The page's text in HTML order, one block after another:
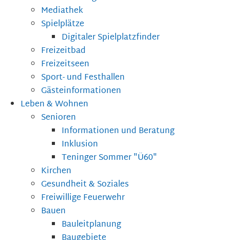
Mediathek
Spielplätze
Digitaler Spielplatzfinder
Freizeitbad
Freizeitseen
Sport- und Festhallen
Gästeinformationen
Leben & Wohnen
Senioren
Informationen und Beratung
Inklusion
Teninger Sommer "Ü60"
Kirchen
Gesundheit & Soziales
Freiwillige Feuerwehr
Bauen
Bauleitplanung